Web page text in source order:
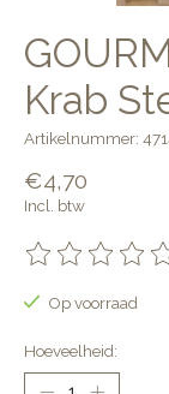
Krab
Artikelnummer:
€4,70
Incl. btw
De beoordeling
Op voorraad
Hoeveelheid: